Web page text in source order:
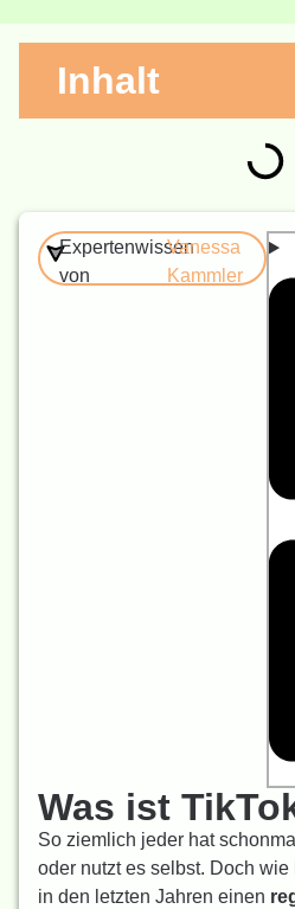
Inhalt
Expertenwissen
von
Vanessa
Kammler
Was ist
So ziemlich jeder hat
oder nutzt es selbst. Doch
in den letzten Jahren einen